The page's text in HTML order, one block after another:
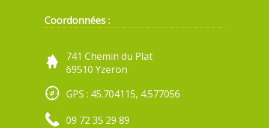
Coordonnées :
741 Chemin du Plat
69510 Yzeron
GPS : 45.704115, 4.577056
09 72 35 29 89